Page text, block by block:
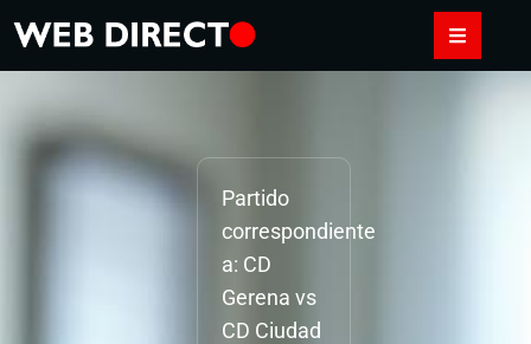
Partido
correspondiente
a: CD
Gerena vs
CD Ciudad